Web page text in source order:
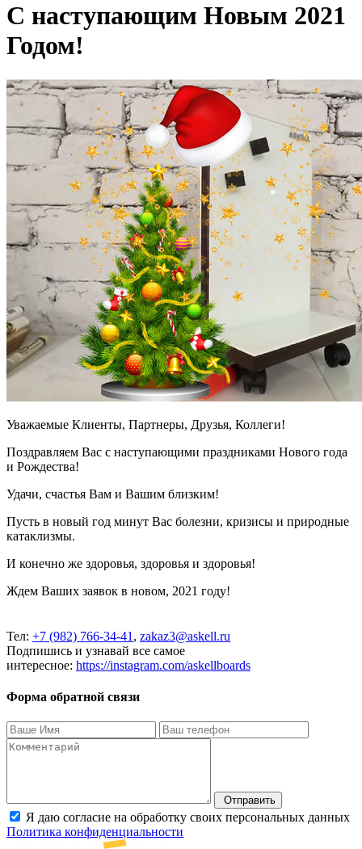
C наступающим Новым 2021
Годом!
Уважаемые Клиенты, Партнеры, Друзья, Коллеги!
Поздравляем Вас с наступающими праздниками Нового года
и Рождества!
Удачи, счастья Вам и Вашим близким!
Пусть в новый год минут Вас болезни, кризисы и природные
катаклизмы.
И конечно же здоровья, здоровья и здоровья!
Ждем Ваших заявок в новом, 2021 году!
Тел: +7 (982) 766-34-41 , zakaz3@askell.ru
Подпишись и узнавай все самое
интересное: https://instagram.com/askellboards
Форма обратной связи
Отправить
Я даю согласие на обработку своих персональных данных
Политика конфиденциальности